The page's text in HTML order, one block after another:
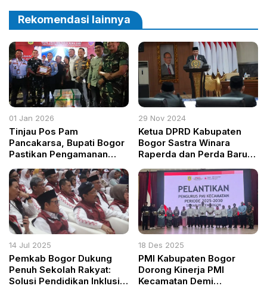
Rekomendasi lainnya
01 Jan 2026
Tinjau Pos Pam
Pancakarsa, Bupati Bogor
Pastikan Pengamanan
29 Nov 2024
Ketua DPRD Kabupaten
Bogor Sastra Winara
Raperda dan Perda Baru
Ekonomi Daerah
14 Jul 2025
Pemkab Bogor Dukung
Penuh Sekolah Rakyat:
Solusi Pendidikan Inklusif
18 Des 2025
PMI Kabupaten Bogor
Dorong Kinerja PMI
Kecamatan Demi